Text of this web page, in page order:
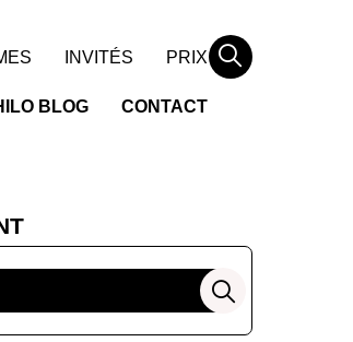
INVITÉS PRIX
BLOG CONTACT
Rechercher
Rechercher